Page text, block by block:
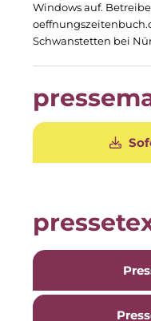
The Verse
United
Wealthcap
XPAY Group
123C DIGITAL
Dr. Aribert
Windows auf.
Schwanstetten bei